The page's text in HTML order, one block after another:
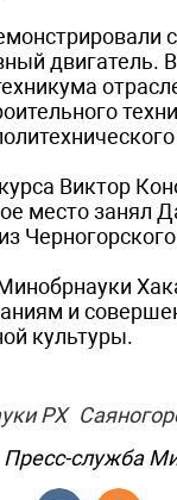
двигатель.
Виктор
место занял
и
культуры.
РХ
Пресс-служба